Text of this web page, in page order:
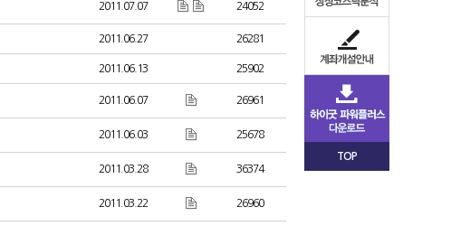
2011.07.07 24052
2011.06.27 26281
2011.06.13 25902
2011.06.07 26961
2011.06.03 25678
2011.03.28 36374
2011.03.22 26960
TOP